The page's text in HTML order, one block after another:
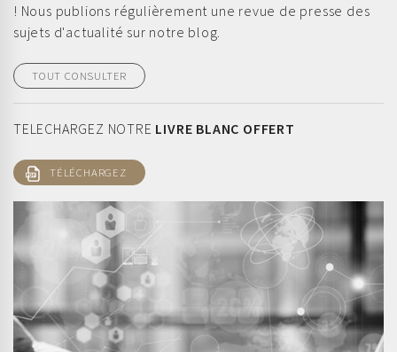
! Nous publions régulièrement une revue de presse des
sujets d'actualité sur notre blog.
TOUT CONSULTER
TELECHARGEZ NOTRE LIVRE BLANC OFFERT
TÉLÉCHARGEZ